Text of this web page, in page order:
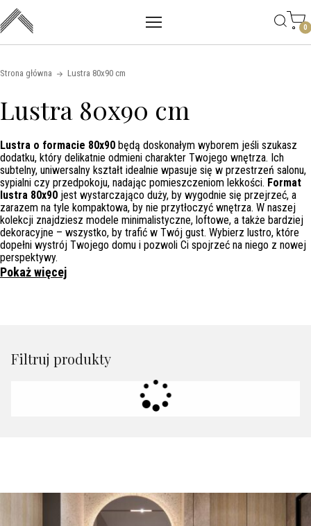
Skip to content
Main mobile navigation
0
Strona główna Lustra 80x90 cm
Lustra 80x90 cm
Lustra o formacie 80x90 będą doskonałym wyborem jeśli szukasz
dodatku, który delikatnie odmieni charakter Twojego wnętrza. Ich
subtelny, uniwersalny kształt idealnie wpasuje się w przestrzeń salonu,
sypialni czy przedpokoju, nadając pomieszczeniom lekkości. Format
lustra 80x90 jest wystarczająco duży, by wygodnie się przejrzeć, a
zarazem na tyle kompaktowa, by nie przytłoczyć wnętrza. W naszej
kolekcji znajdziesz modele minimalistyczne, loftowe, a także bardziej
dekoracyjne – wszystko, by trafić w Twój gust. Wybierz lustro, które
dopełni wystrój Twojego domu i pozwoli Ci spojrzeć na niego z nowej
perspektywy.
Pokaż więcej
Filtruj produkty